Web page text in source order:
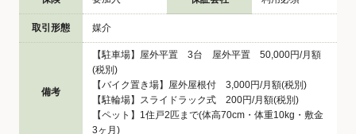
取引形態 媒介
備考
【駐車場】屋外平置 3台 屋外平置 50,000円/月額
(税別)
【バイク置き場】屋外屋根付 3,000円/月額(税別)
【駐輪場】スライドラック式 200円/月額(税別)
【ペット】1住戸2匹まで(体高70cm・体重10kg・敷金
3ヶ月)